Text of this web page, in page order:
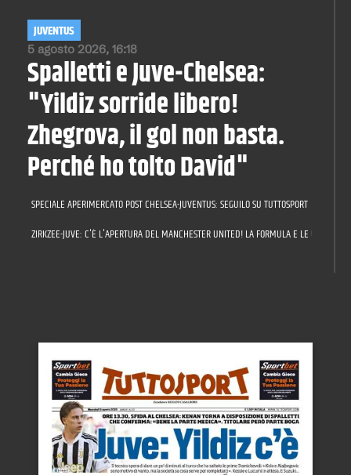
5 agosto 2026, 16:18
JUVENTUS
Spalletti e Juve-Chelsea:
"Yildiz sorride libero!
Zhegrova, il gol non basta.
Perché ho tolto David"
SPECIALE APERIMERCATO POST CHELSEA-JUVENTUS: SEGUILO SU TUTTOSPORT
ZIRKZEE-JUVE: C'È L'APERTURA DEL MANCHESTER UNITED! LA FORMULA E LE ULTIME